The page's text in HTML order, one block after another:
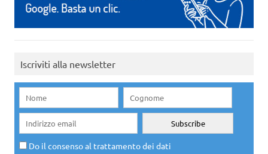
Iscriviti alla newsletter
Do il consenso al trattamento dei dati